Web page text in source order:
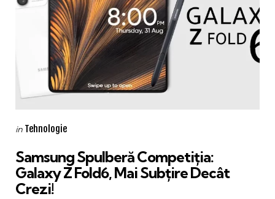
Categories
Posted
in Tehnologie
Samsung Spulberă Competiția:
Galaxy Z Fold6, Mai Subțire Decât
Crezi!